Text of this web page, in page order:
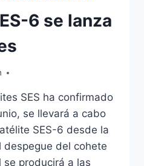
6 se lanza
SES ha confirmado
se llevará a cabo
SES-6 desde la
despegue del cohete
se producirá a las